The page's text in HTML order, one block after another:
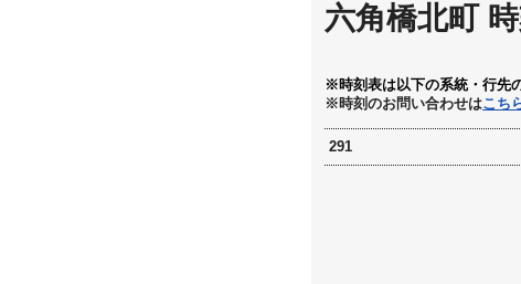
六角橋北町
※時刻表は以下の系統・行先
※時刻のお問い合わせはこち
291